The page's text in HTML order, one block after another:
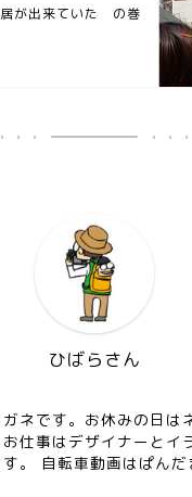
が出来ていた の巻
ひばらさん
ネです。お休みの日は
仕事はデザイナーとイ
。 自転車動画はぱん